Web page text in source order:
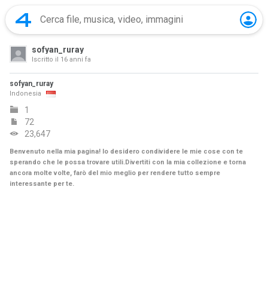
sofyan_ruray
Iscritto il 16 anni fa
sofyan_ruray
Indonesia
1
72
23,647
Benvenuto nella mia pagina! Io desidero condividere le mie cose con te
sperando che le possa trovare utili.Divertiti con la mia collezione e torna
ancora molte volte, farò del mio meglio per rendere tutto sempre
interessante per te.